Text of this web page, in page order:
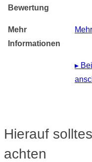
Bewertung
Mehr
Informationen
▸
Hierauf
achten